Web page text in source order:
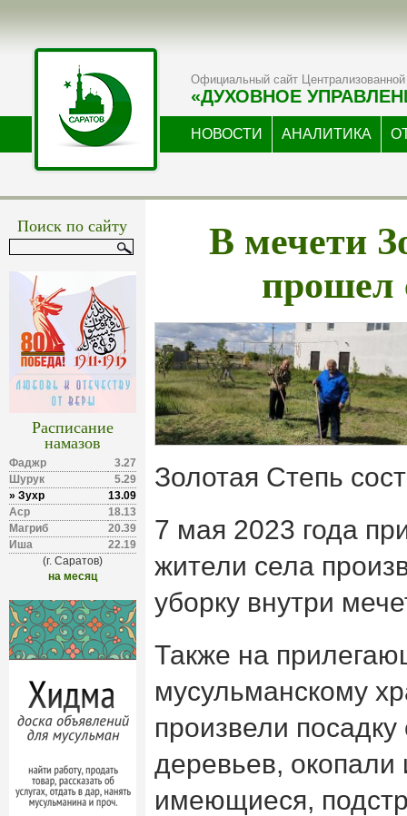
Официальный сайт Централизованной
«ДУХОВНОЕ
НОВОСТИ АНАЛИТИКА
Поиск по сайту
Расписание
намазов
Фаджр
3.27
Шурук
5.29
» Зухр
13.09
Аср
18.13
Магриб
20.39
Иша
22.19
(г. Саратов)
на месяц
В мечети
прошел
Золотая Степь
7 мая 2023 года
жители села
уборку внутри
Также на
мусульманскому
произвели
деревьев,
имеющиеся,